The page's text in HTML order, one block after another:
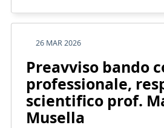
26 MAR 2026
Preavviso bando
professionale,
scientifico prof.
Musella